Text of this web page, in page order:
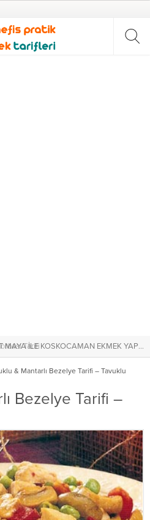
Tarifi 1 TATLI KAŞIĞI İNSTANT MAYA İLE KOSKOCAMAN EKMEK YAPIMI
& Mantarlı Bezelye Tarifi – Tavuklu
Bezelye Tarifi –